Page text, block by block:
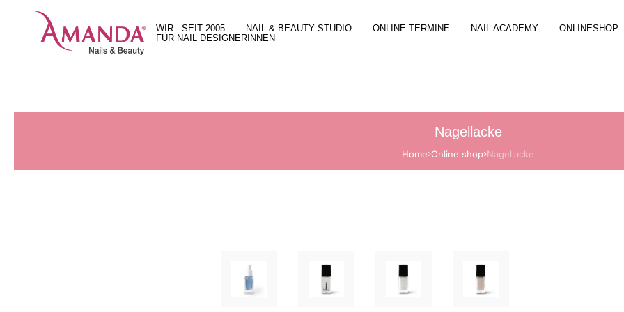
WIR - SEIT 2005 NAIL & BEAUTY STUDIO
Happy Kids
Nagelmodellage mit Gel
Gel Lack
Microblading
ONLINE TERMINE NAIL ACADEMY
Acryl Powder Kurs
Acryl Gel Kurs
Babyboomer Gel Kurs
Foot French Kurs
Electric File Kurs
ONLINESHOP
X-Press Nails
FÜR NAIL DESIGNERINNEN
Nagellacke
Home Online shop Nagellacke